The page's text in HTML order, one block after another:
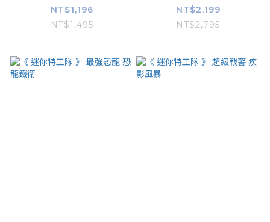
NT$1,196
NT$1,495
NT$2,199
NT$2,795